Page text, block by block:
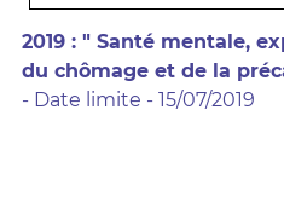
2019 : " Santé mentale,
du chômage et de la
- Date limite - 15/07/2019